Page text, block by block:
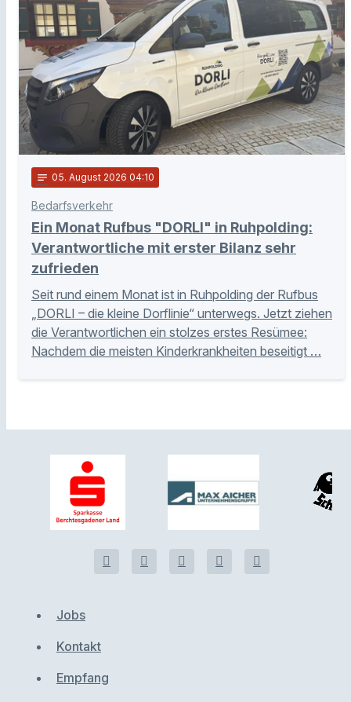
notes 05. August 2026 04:10
Bedarfsverkehr
Ein Monat Rufbus "DORLI" in Ruhpolding:
Verantwortliche mit erster Bilanz sehr
zufrieden
Seit rund einem Monat ist in Ruhpolding der Rufbus
„DORLI – die kleine Dorflinie“ unterwegs. Jetzt ziehen
die Verantwortlichen ein stolzes erstes Resümee:
Nachdem die meisten Kinderkrankheiten beseitigt …
Jobs
Kontakt
Empfang